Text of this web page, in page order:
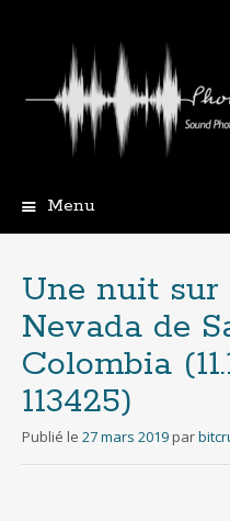
Menu
principal
Une nuit sur
Nevada de
Colombia
113425)
Publié le 27 mars 2019 par